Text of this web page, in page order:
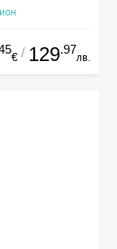
€ / 129.97
лв.